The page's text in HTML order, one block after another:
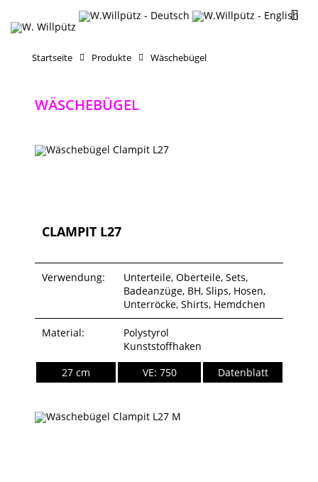
Startseite Produkte Wäschebügel
WÄSCHEBÜGEL
CLAMPIT L27
Verwendung:
Unterteile, Oberteile, Sets,
Badeanzüge, BH, Slips, Hosen,
Unterröcke, Shirts, Hemdchen
Material:
Polystyrol
Kunststoffhaken
27 cm
VE: 750 Datenblatt